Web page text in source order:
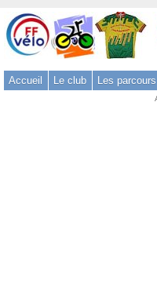
Aller
au
contenu
Aller
Accueil Le club Les parcours